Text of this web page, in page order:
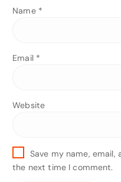
Name *
Email *
Website
Save my name,
the next time I comment.